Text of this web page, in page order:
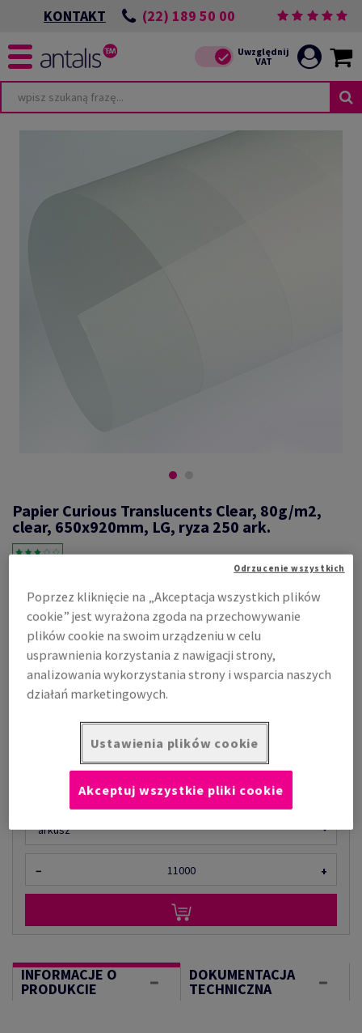
KONTAKT (22) 189 50 00
Papier Curious Translucents Clear, 80g/m2,
clear, 650x920mm, LG, ryza 250 ark.
#600833
Curious Translucents, clear, 80g/m2, gładki, transparentny,
bezdrzewny ECF, 73mikron, 650mm x 920mm, LG, ryza 250 ark., FSC
Mix 70%
Zobacz dane techniczne
Udostępnij
4 224,99 zł
arkusz
− +
INFORMACJE O
PRODUKCIE
DOKUMENTACJA
TECHNICZNA
Poprzez kliknięcie na „Akceptacja wszystkich plików
cookie” jest wyrażona zgoda na przechowywanie
plików cookie na swoim urządzeniu w celu
usprawnienia korzystania z nawigacji strony,
analizowania wykorzystania strony i wsparcia naszych
działań marketingowych.
Ustawienia plików cookie
Odrzucenie wszystkich
Akceptuj wszystkie pliki cookie